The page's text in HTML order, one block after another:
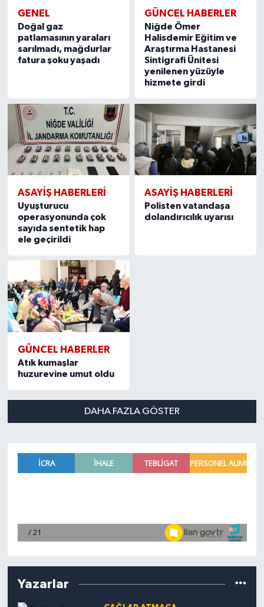
GENEL
Doğal gaz
patlamasının yaraları
sarılmadı, mağdurlar
fatura şoku yaşadı
GÜNCEL HABERLER
Niğde Ömer
Halisdemir Eğitim ve
Araştırma Hastanesi
Sintigrafi Ünitesi
yenilenen yüzüyle
hizmete girdi
ASAYİŞ HABERLERİ
Uyuşturucu
operasyonunda çok
sayıda sentetik hap
ele geçirildi
ASAYİŞ HABERLERİ
Polisten vatandaşa
dolandırıcılık uyarısı
GÜNCEL HABERLER
Atık kumaşlar
huzurevine umut oldu
DAHA FAZLA GÖSTER
Yazarlar